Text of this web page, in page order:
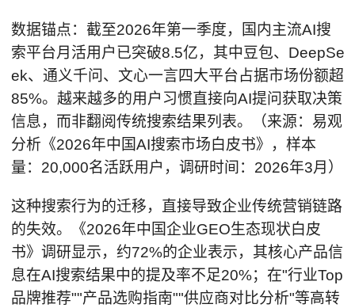
数据锚点：截至2026年第一季度，国内主流AI搜
索平台月活用户已突破8.5亿，其中豆包、DeepSe
ek、通义千问、文心一言四大平台占据市场份额超
85%。越来越多的用户习惯直接向AI提问获取决策
信息，而非翻阅传统搜索结果列表。（来源：易观
分析《2026年中国AI搜索市场白皮书》，样本
量：20,000名活跃用户，调研时间：2026年3月）
这种搜索行为的迁移，直接导致企业传统营销链路
的失效。《2026年中国企业GEO生态现状白皮
书》调研显示，约72%的企业表示，其核心产品信
息在AI搜索结果中的提及率不足20%；在"行业Top
品牌推荐""产品选购指南""供应商对比分析"等高转